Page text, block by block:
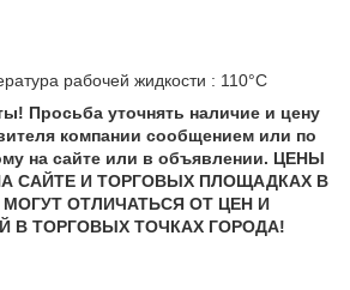
рабочей жидкости : 110°С
Просьба уточнять наличие и цену
компании сообщением или по
на сайте или в объявлении. ЦЕНЫ
САЙТЕ И ТОРГОВЫХ ПЛОЩАДКАХ В
МОГУТ ОТЛИЧАТЬСЯ ОТ ЦЕН И
В ТОРГОВЫХ ТОЧКАХ ГОРОДА!